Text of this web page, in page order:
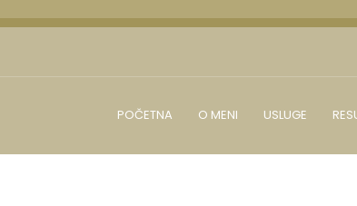
POČETNA O MENI USLUGE